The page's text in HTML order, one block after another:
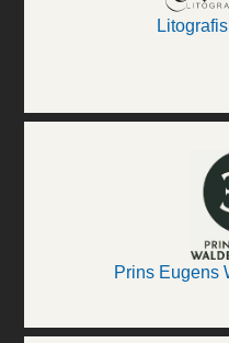
Prins Eugens